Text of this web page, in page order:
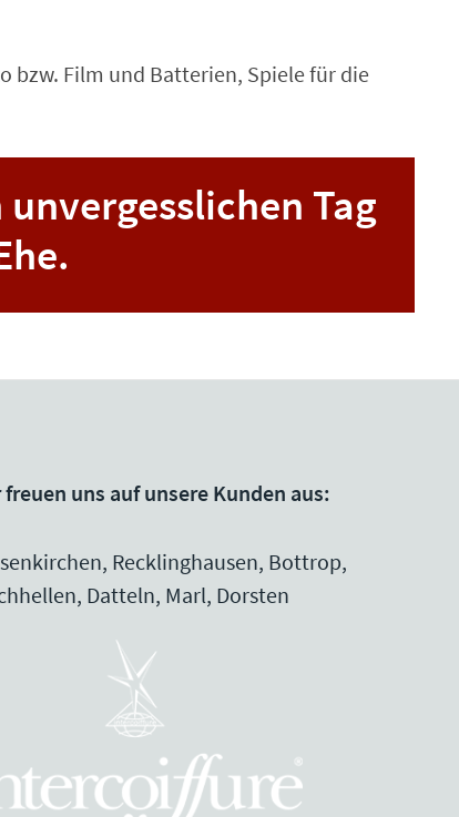
bzw. Film und Batterien, Spiele für die
Tag
freuen uns auf unsere Kunden aus:
Recklinghausen, Bottrop,
Datteln, Marl, Dorsten